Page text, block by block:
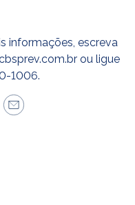
informações, escreva
ou ligue
1006.